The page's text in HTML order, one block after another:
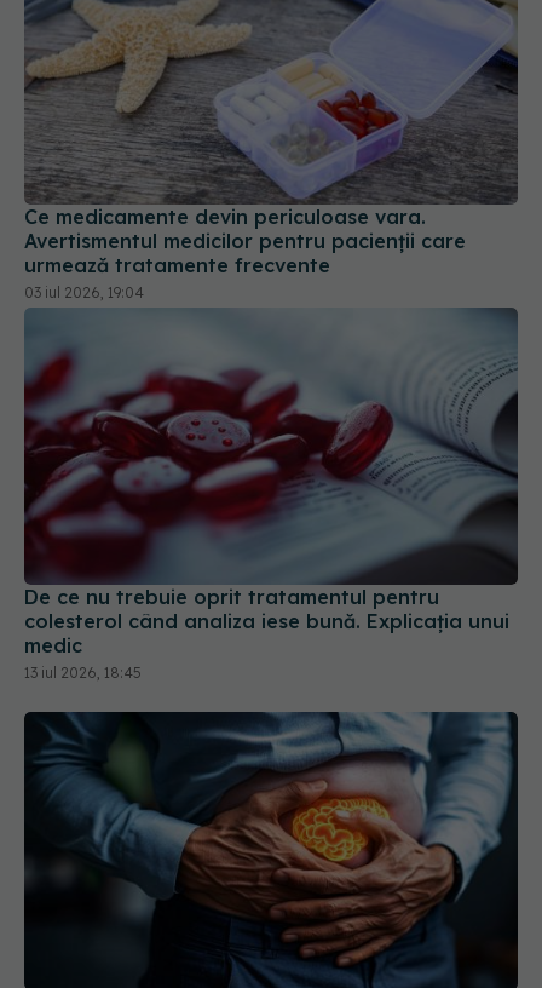
Ce medicamente devin periculoase vara.
Avertismentul medicilor pentru pacienții care
urmează tratamente frecvente
03 iul 2026, 19:04
De ce nu trebuie oprit tratamentul pentru
colesterol când analiza iese bună. Explicația unui
medic
13 iul 2026, 18:45